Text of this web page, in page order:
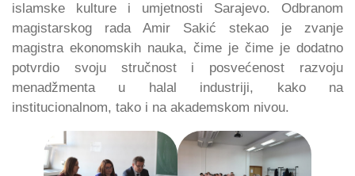
islamske kulture i umjetnosti Sarajevo. Odbranom
magistarskog rada Amir Sakić stekao je zvanje
magistra ekonomskih nauka, čime je čime je dodatno
potvrdio svoju stručnost i posvećenost razvoju
menadžmenta u halal industriji, kako na
institucionalnom, tako i na akademskom nivou.